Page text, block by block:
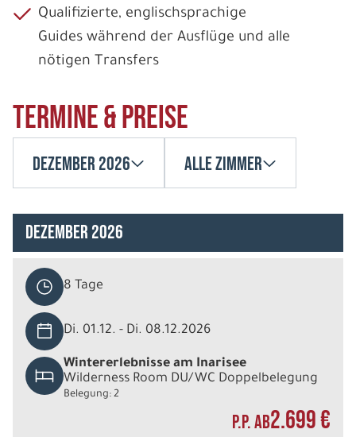
Qualifizierte, englischsprachige
Guides während der Ausflüge und alle
nötigen Transfers
Termine & Preise
Dezember 2026 Alle Zimmer
Dezember 2026
8 Tage
Di. 01.12. - Di. 08.12.2026
Wintererlebnisse am Inarisee
Wilderness Room DU/WC Doppelbelegung
Belegung: 2
P.P. AB2.699 €